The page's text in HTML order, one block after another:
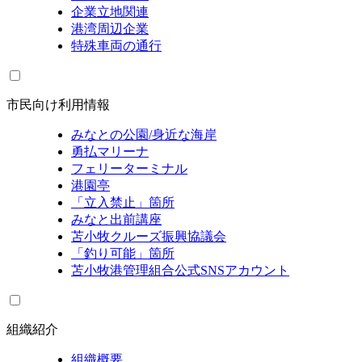
企業立地関連
港湾周辺企業
特殊車両の通行
市民向け利用情報
みなとの公園/身近な海岸
勇払マリーナ
フェリーターミナル
港園亭
「立入禁止」箇所
みなと出前講座
苫小牧クルーズ振興協議会
「釣り可能」箇所
苫小牧港管理組合公式SNSアカウント
組織紹介
組織概要